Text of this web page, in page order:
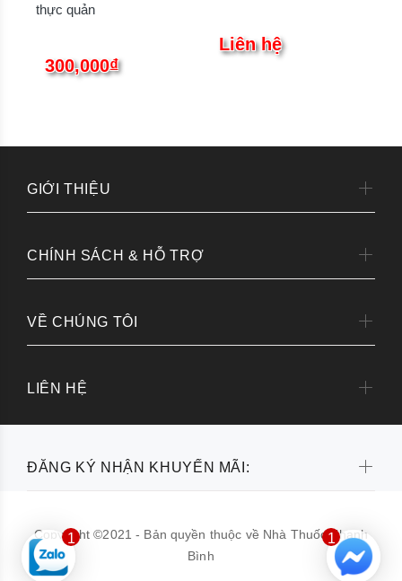
thực quản
300,000₫
Liên hệ
ĐĂNG KÝ NHẬN KHUYẾN MÃI:
GIỚI THIỆU
CHÍNH SÁCH & HỖ TRỢ
VỀ CHÚNG TÔI
LIÊN HỆ
Copyright ©2021 - Bản quyền thuộc về Nhà Thuốc Thanh
Bình
1
1